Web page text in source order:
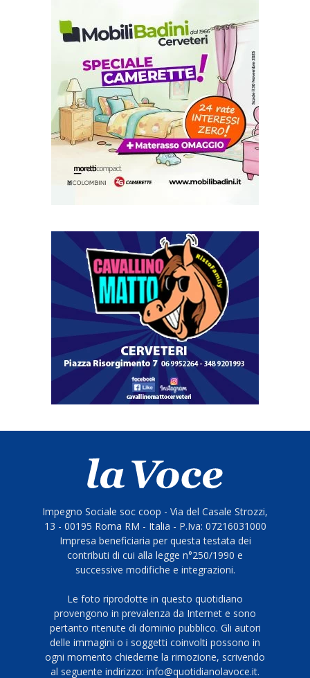
Impegno Sociale soc coop - Via del Casale Strozzi,
13 - 00195 Roma RM - Italia - P.Iva: 07216031000
Impresa beneficiaria per questa testata dei
contributi di cui alla legge n°250/1990 e
successive modifiche e integrazioni.
Le foto riprodotte in questo quotidiano
provengono in prevalenza da Internet e sono
pertanto ritenute di dominio pubblico. Gli autori
delle immagini o i soggetti coinvolti possono in
ogni momento chiederne la rimozione, scrivendo
al seguente indirizzo: info@quotidianolavoce.it.